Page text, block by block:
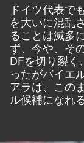
ドイツ代表で
を大いに混乱
ることは滅多
ず、今や、そ
DFを切り裂く
ったがバイエ
アラは、この
ル候補になれ